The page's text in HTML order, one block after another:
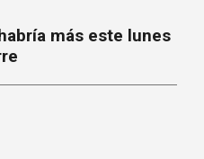
más este lunes